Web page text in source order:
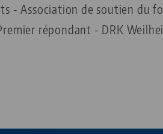
- Association de soutien du
répondant - DRK